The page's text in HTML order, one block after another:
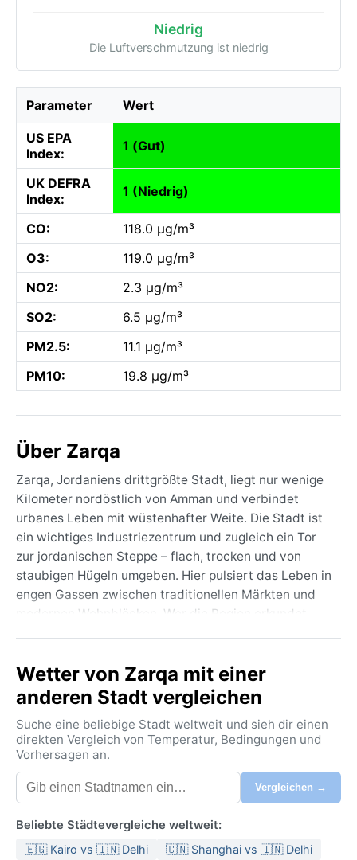
Niedrig
Die Luftverschmutzung ist niedrig
Parameter Wert
US EPA
Index:
1 (Gut)
UK DEFRA
Index:
1 (Niedrig)
CO:
118.0 µg/m³
O3:
119.0 µg/m³
NO2:
2.3 µg/m³
SO2:
6.5 µg/m³
PM2.5:
11.1 µg/m³
PM10:
19.8 µg/m³
Über Zarqa
Zarqa, Jordaniens drittgrößte Stadt, liegt nur wenige
Kilometer nordöstlich von Amman und verbindet
urbanes Leben mit wüstenhafter Weite. Die Stadt ist
ein wichtiges Industriezentrum und zugleich ein Tor
zur jordanischen Steppe – flach, trocken und von
staubigen Hügeln umgeben. Hier pulsiert das Leben in
engen Gassen zwischen traditionellen Märkten und
modernen Wohnblöcken. Wer die Region erkundet,
von fernen Bergketten gesäumt wird.
Das Klima in Zarqa entspricht der Köppen-Klasse BSk,
einem kalten Halbwüstenklima. Die Winter sind kühl
und feucht, mit Temperaturen um den Gefrierpunkt in
der Nacht, während die Sommer heiß und trocken
ausfallen, oft über 35 °C am Tag. Regen fällt fast
ausschließlich zwischen November und März, die
Luftfeuchtigkeit ist niedrig, was die Hitze erträglicher
macht. Für eine Reise sollte man leichte,
Wetter von Zarqa mit einer
anderen Stadt vergleichen
Suche eine beliebige Stadt weltweit und sieh dir einen
direkten Vergleich von Temperatur, Bedingungen und
Vorhersagen an.
Vergleichen →
Beliebte Städtevergleiche weltweit:
🇪🇬 Kairo vs 🇮🇳 Delhi
🇨🇳 Shanghai vs 🇮🇳 Delhi